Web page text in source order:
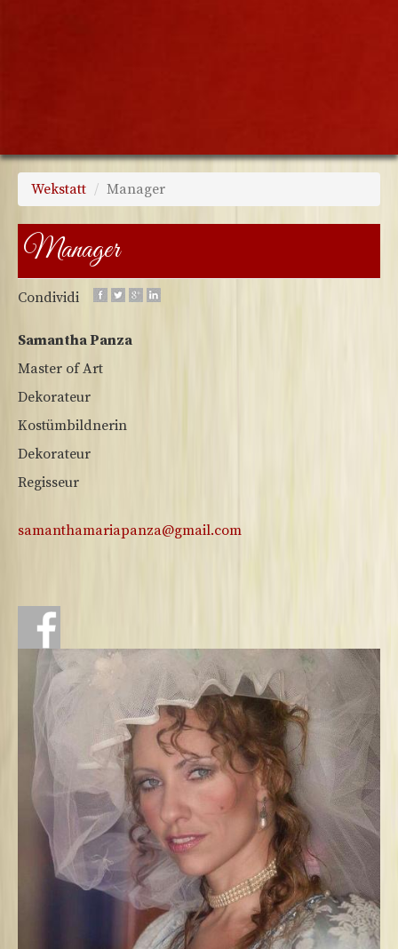
Wekstatt Manager
Manager
Condividi
Samantha Panza
Master of Art
Dekorateur
Kostümbildnerin
Dekorateur
Regisseur
samanthamariapanza@gmail.com